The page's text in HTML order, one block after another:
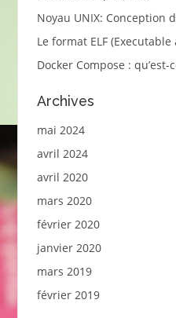
Noyau UNIX: Conception
Le format ELF
Docker Compose : qu’est-
Archives
mai 2024
avril 2024
avril 2020
mars 2020
février 2020
janvier 2020
mars 2019
février 2019